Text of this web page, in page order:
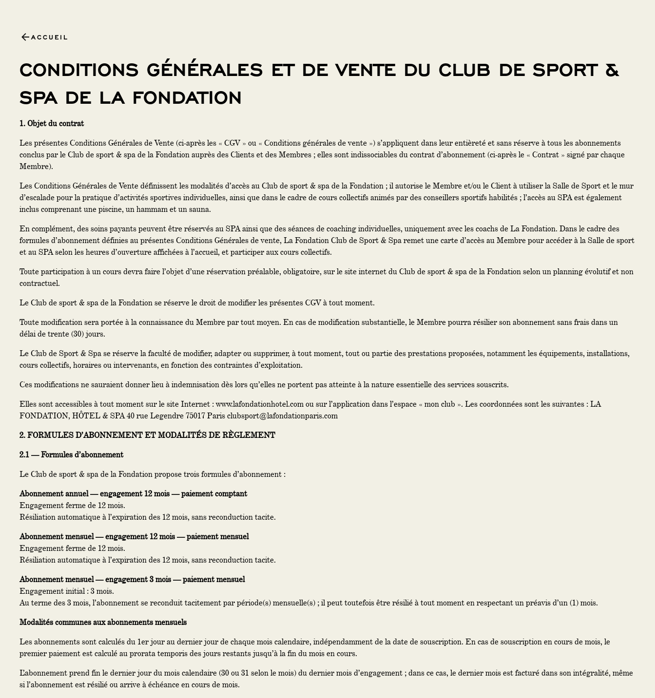
ACCUEIL
CONDITIONS GÉNÉRALES ET DE VENTE DU CLUB DE SPORT &
SPA DE LA FONDATION
1. Objet du contrat
Les présentes Conditions Générales de Vente (ci-après les « CGV » ou « Conditions générales de vente ») s’appliquent dans leur entièreté et sans réserve à tous les abonnements
conclus par le Club de sport & spa de la Fondation auprès des Clients et des Membres ; elles sont indissociables du contrat d’abonnement (ci-après le « Contrat » signé par chaque
Membre).
Les Conditions Générales de Vente définissent les modalités d’accès au Club de sport & spa de la Fondation ; il autorise le Membre et/ou le Client à utiliser la Salle de Sport et le mur
d’escalade pour la pratique d’activités sportives individuelles, ainsi que dans le cadre de cours collectifs animés par des conseillers sportifs habilités ; l’accès au SPA est également
inclus comprenant une piscine, un hammam et un sauna.
En complément, des soins payants peuvent être réservés au SPA ainsi que des séances de coaching individuelles, uniquement avec les coachs de La Fondation. Dans le cadre des
formules d’abonnement définies au présentes Conditions Générales de vente, La Fondation Club de Sport & Spa remet une carte d’accès au Membre pour accéder à la Salle de sport
et au SPA selon les heures d’ouverture affichées à l’accueil, et participer aux cours collectifs.
Toute participation à un cours devra faire l’objet d’une réservation préalable, obligatoire, sur le site internet du Club de sport & spa de la Fondation selon un planning évolutif et non
contractuel.
Le Club de sport & spa de la Fondation se réserve le droit de modifier les présentes CGV à tout moment.
Toute modification sera portée à la connaissance du Membre par tout moyen. En cas de modification substantielle, le Membre pourra résilier son abonnement sans frais dans un
délai de trente (30) jours.
Le Club de Sport & Spa se réserve la faculté de modifier, adapter ou supprimer, à tout moment, tout ou partie des prestations proposées, notamment les équipements, installations,
cours collectifs, horaires ou intervenants, en fonction des contraintes d’exploitation.
Ces modifications ne sauraient donner lieu à indemnisation dès lors qu’elles ne portent pas atteinte à la nature essentielle des services souscrits.
Elles sont accessibles à tout moment sur le site Internet : www.lafondationhotel.com ou sur l’application dans l’espace « mon club ». Les coordonnées sont les suivantes : LA
FONDATION, HÔTEL & SPA 40 rue Legendre 75017 Paris clubsport@lafondationparis.com
2. FORMULES D’ABONNEMENT ET MODALITÉS DE RÈGLEMENT
2.1 — Formules d’abonnement
Le Club de sport & spa de la Fondation propose trois formules d’abonnement :
Abonnement annuel — engagement 12 mois — paiement comptant
Engagement ferme de 12 mois.
Résiliation automatique à l’expiration des 12 mois, sans reconduction tacite.
Abonnement mensuel — engagement 12 mois — paiement mensuel
Engagement ferme de 12 mois.
Résiliation automatique à l’expiration des 12 mois, sans reconduction tacite.
Abonnement mensuel — engagement 3 mois — paiement mensuel
Engagement initial : 3 mois.
Au terme des 3 mois, l’abonnement se reconduit tacitement par période(s) mensuelle(s) ; il peut toutefois être résilié à tout moment en respectant un préavis d’un (1) mois.
Modalités communes aux abonnements mensuels
Les abonnements sont calculés du 1er jour au dernier jour de chaque mois calendaire, indépendamment de la date de souscription. En cas de souscription en cours de mois, le
premier paiement est calculé au prorata temporis des jours restants jusqu’à la fin du mois en cours.
L’abonnement prend fin le dernier jour du mois calendaire (30 ou 31 selon le mois) du dernier mois d’engagement ; dans ce cas, le dernier mois est facturé dans son intégralité, même
si l’abonnement est résilié ou arrive à échéance en cours de mois.